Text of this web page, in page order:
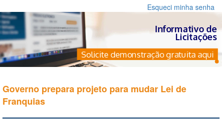
Esqueci minha senha
Informativo de
Licitações
Solicite demonstração gratuita aqui
Governo prepara projeto para mudar Lei de
Franquias